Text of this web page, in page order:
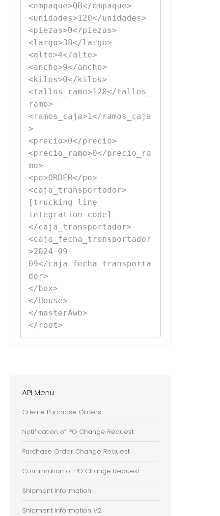
<empaque>QB</empaque>
<unidades>120</unidades>
<piezas>0</piezas>
<largo>38</largo>
<alto>4</alto>
<ancho>9</ancho>
<kilos>0</kilos>
<tallos_ramo>120</tallos_
ramo>
<ramos_caja>1</ramos_caja
>
<precio>0</precio>
<precio_ramo>0</precio_ra
mo>
<po>ORDER</po>
<caja_transportador>
[trucking line
integration code]
</caja_transportador>
<caja_fecha_transportador
>2024-09-
09</caja_fecha_transporta
dor>
</box>
</House>
</masterAwb>
</root>
API Menu
Create Purchase Orders
Notification of PO Change Request
Purchase Order Change Request
Confirmation of PO Change Request
Shipment Information
Shipment Information V2